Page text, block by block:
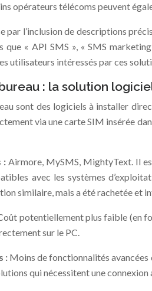
opérateurs télécoms peuvent
par l’inclusion de descriptions
« API SMS », « SMS
utilisateurs intéressés par ces
: la solution
sont des logiciels à installer
via une carte SIM insérée
:Airmore, MySMS, MightyText. Il
avec les systèmes
similaire, mais a été rachetée et
potentiellement plus faible (en
sur le PC.
: Moins de fonctionnalités
qui nécessitent une